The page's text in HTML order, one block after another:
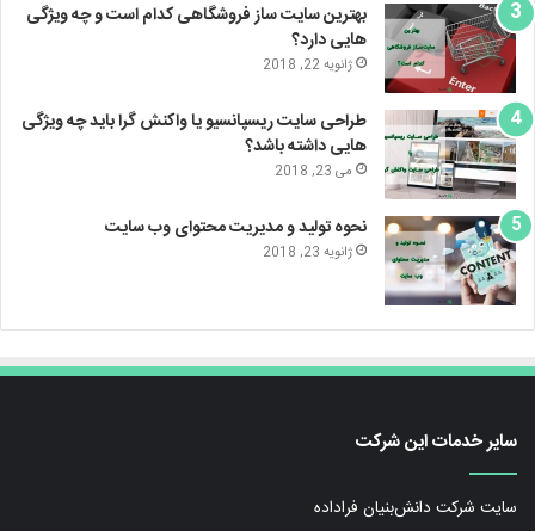
بهترین سایت ساز فروشگاهی کدام است و چه ویژگی
هایی دارد؟
ژانویه 22, 2018
طراحی سایت ریسپانسیو یا واکنش گرا باید چه ویژگی
هایی داشته باشد؟
می 23, 2018
نحوه تولید و مدیریت محتوای وب سایت
ژانویه 23, 2018
سایر خدمات این شرکت
سایت شرکت دانش‌بنیان فراداده